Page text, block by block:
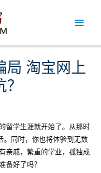
主
菜
单
局 淘宝网上
留学生涯就开始了。从那时
。同时，你也将体验到无数
亲戚，繁重的学业，孤独成
备好了吗？